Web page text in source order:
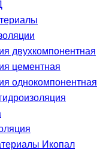
двухкомпонентная
цементная
однокомпонентная
Икопал